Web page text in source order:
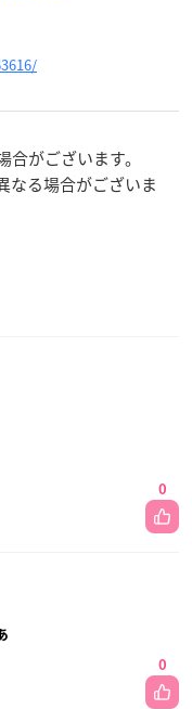
がございます。
なる場合がございま
0
0